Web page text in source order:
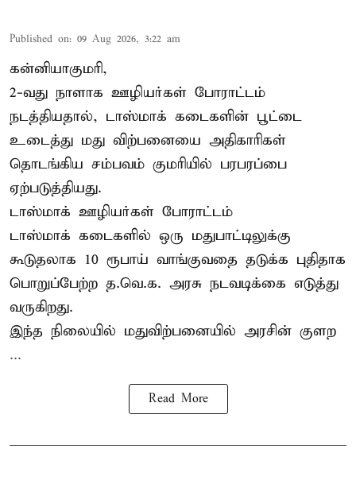
Published on: 09 Aug 2026, 3:22 am
கன்னியாகுமரி,
2-வது நாளாக ஊழியர்கள் போராட்டம்
நடத்தியதால், டாஸ்மாக் கடைகளின் பூட்டை
உடைத்து மது விற்பனையை அதிகாரிகள்
தொடங்கிய சம்பவம் குமரியில் பரபரப்பை
ஏற்படுத்தியது.
டாஸ்மாக் ஊழியர்கள் போராட்டம்
டாஸ்மாக் கடைகளில் ஒரு மதுபாட்டிலுக்கு
கூடுதலாக 10 ரூபாய் வாங்குவதை தடுக்க புதிதாக
பொறுப்பேற்ற த.வெ.க. அரசு நடவடிக்கை எடுத்து
வருகிறது.
இந்த நிலையில் மதுவிற்பனையில் அரசின் குளற
...
Read More